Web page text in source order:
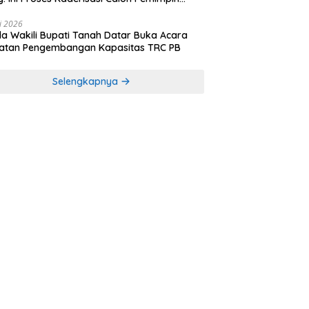
2026
Wakili Bupati Tanah Datar Buka Acara
Pengembangan Kapasitas TRC PB
Selengkapnya